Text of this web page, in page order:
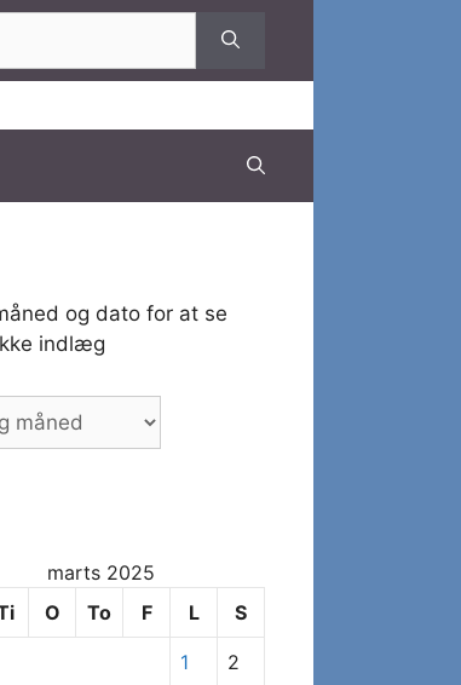
og dato for at se
indlæg
marts 2025
O To F L S
1 2